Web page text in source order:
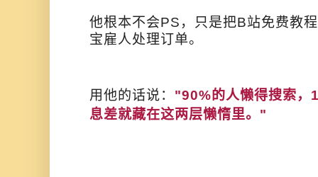
他根本不会PS，只是把B站免费教
宝雇人处理订单。
用他的话说： "90%的人懒得搜索
息差就藏在这两层懒惰里。"